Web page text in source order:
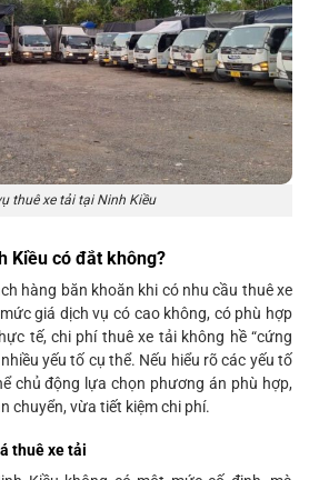
thuê xe tải tại Ninh Kiều
Kiều có đắt không?
hàng băn khoăn khi có nhu cầu thuê xe
giá dịch vụ có cao không, có phù hợp
tế, chi phí thuê xe tải không hề “cứng
yếu tố cụ thể. Nếu hiểu rõ các yếu tố
chủ động lựa chọn phương án phù hợp,
chuyển, vừa tiết kiệm chi phí.
thuê xe tải